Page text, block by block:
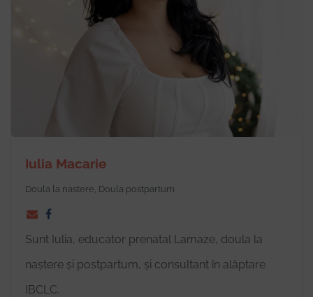
Iulia Macarie
Doula la nastere, Doula postpartum
Sunt Iulia, educator prenatal Lamaze, doula la
naștere și postpartum, și consultant în alăptare
IBCLC.